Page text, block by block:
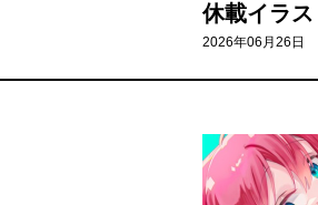
休載イラ
2026年06月26日